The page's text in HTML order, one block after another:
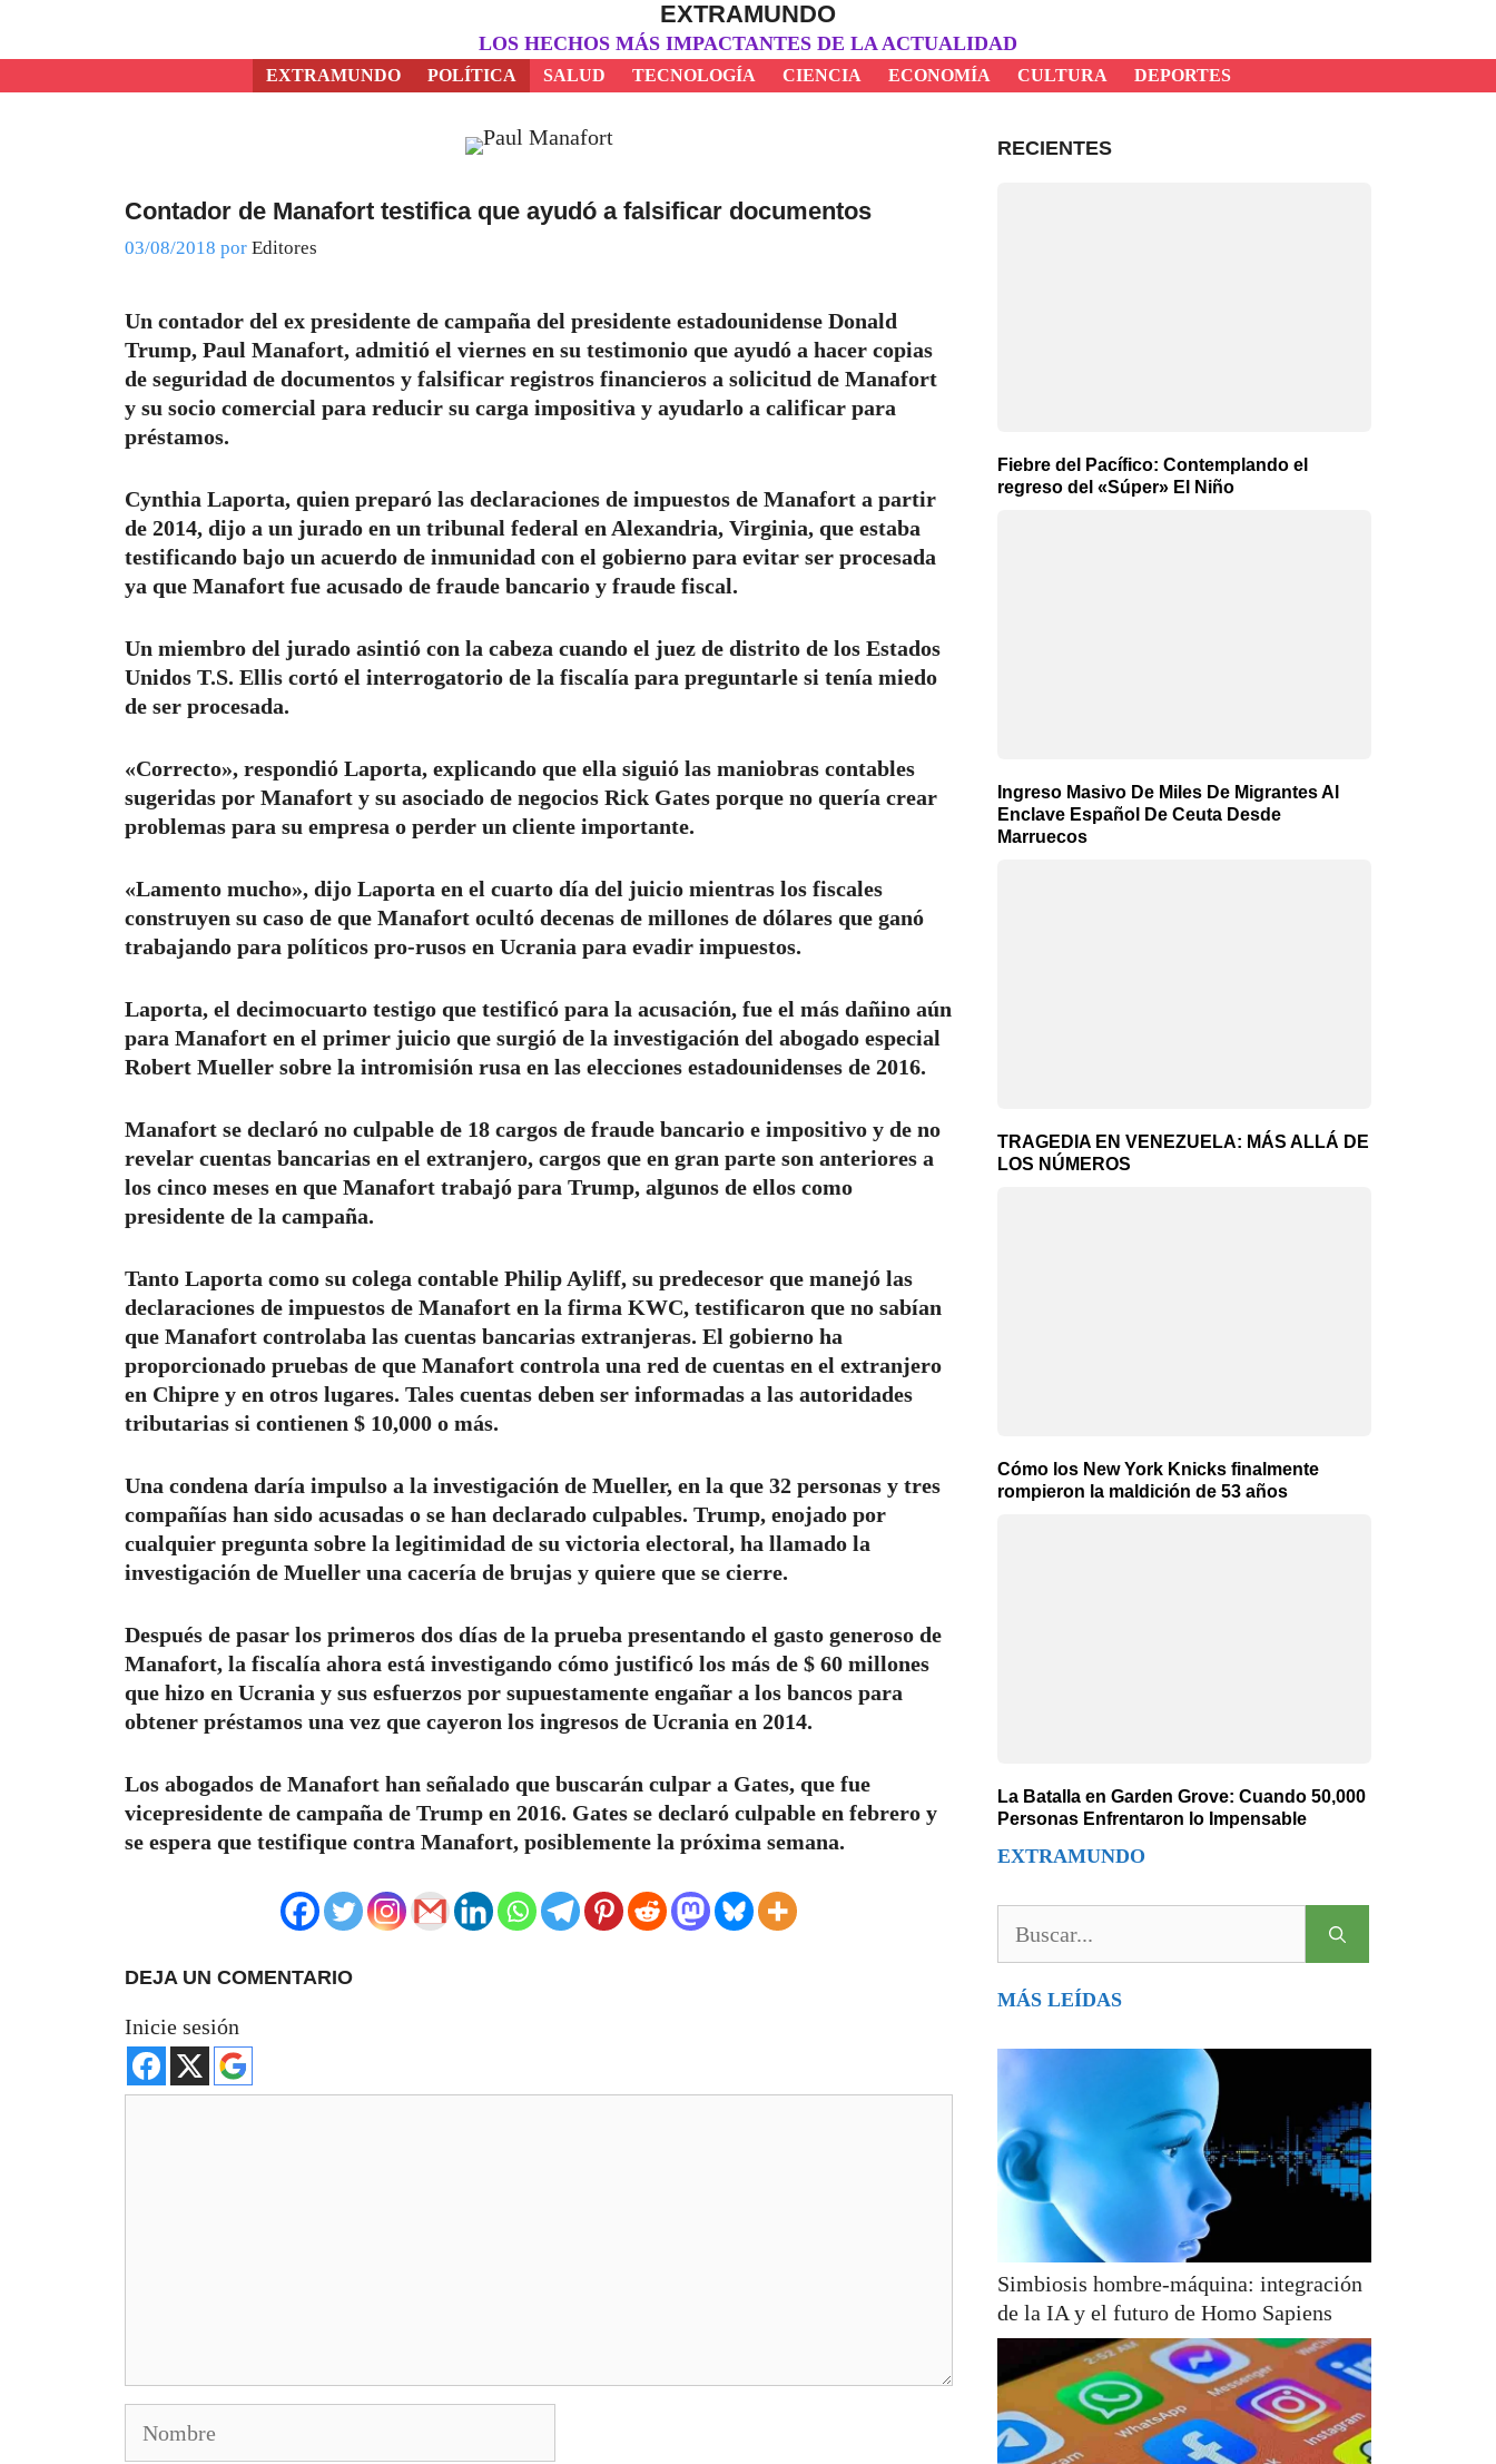
EXTRAMUNDO
LOS HECHOS MÁS IMPACTANTES DE LA ACTUALIDAD
EXTRAMUNDO POLÍTICA SALUD TECNOLOGÍA CIENCIA ECONOMÍA CULTURA DEPORTES
Contador de Manafort testifica que ayudó a falsificar documentos
03/08/2018 por Editores
Un contador del ex presidente de campaña del presidente estadounidense Donald
Trump, Paul Manafort, admitió el viernes en su testimonio que ayudó a hacer copias
de seguridad de documentos y falsificar registros financieros a solicitud de Manafort
y su socio comercial para reducir su carga impositiva y ayudarlo a calificar para
préstamos.
Cynthia Laporta, quien preparó las declaraciones de impuestos de Manafort a partir
de 2014, dijo a un jurado en un tribunal federal en Alexandria, Virginia, que estaba
testificando bajo un acuerdo de inmunidad con el gobierno para evitar ser procesada
ya que Manafort fue acusado de fraude bancario y fraude fiscal.
Un miembro del jurado asintió con la cabeza cuando el juez de distrito de los Estados
Unidos T.S. Ellis cortó el interrogatorio de la fiscalía para preguntarle si tenía miedo
de ser procesada.
«Correcto», respondió Laporta, explicando que ella siguió las maniobras contables
sugeridas por Manafort y su asociado de negocios Rick Gates porque no quería crear
problemas para su empresa o perder un cliente importante.
«Lamento mucho», dijo Laporta en el cuarto día del juicio mientras los fiscales
construyen su caso de que Manafort ocultó decenas de millones de dólares que ganó
trabajando para políticos pro-rusos en Ucrania para evadir impuestos.
Laporta, el decimocuarto testigo que testificó para la acusación, fue el más dañino aún
para Manafort en el primer juicio que surgió de la investigación del abogado especial
Robert Mueller sobre la intromisión rusa en las elecciones estadounidenses de 2016.
Manafort se declaró no culpable de 18 cargos de fraude bancario e impositivo y de no
revelar cuentas bancarias en el extranjero, cargos que en gran parte son anteriores a
los cinco meses en que Manafort trabajó para Trump, algunos de ellos como
presidente de la campaña.
Tanto Laporta como su colega contable Philip Ayliff, su predecesor que manejó las
declaraciones de impuestos de Manafort en la firma KWC, testificaron que no sabían
que Manafort controlaba las cuentas bancarias extranjeras. El gobierno ha
proporcionado pruebas de que Manafort controla una red de cuentas en el extranjero
en Chipre y en otros lugares. Tales cuentas deben ser informadas a las autoridades
tributarias si contienen $ 10,000 o más.
Una condena daría impulso a la investigación de Mueller, en la que 32 personas y tres
compañías han sido acusadas o se han declarado culpables. Trump, enojado por
cualquier pregunta sobre la legitimidad de su victoria electoral, ha llamado la
investigación de Mueller una cacería de brujas y quiere que se cierre.
Después de pasar los primeros dos días de la prueba presentando el gasto generoso de
Manafort, la fiscalía ahora está investigando cómo justificó los más de $ 60 millones
que hizo en Ucrania y sus esfuerzos por supuestamente engañar a los bancos para
obtener préstamos una vez que cayeron los ingresos de Ucrania en 2014.
Los abogados de Manafort han señalado que buscarán culpar a Gates, que fue
vicepresidente de campaña de Trump en 2016. Gates se declaró culpable en febrero y
se espera que testifique contra Manafort, posiblemente la próxima semana.
DEJA UN COMENTARIO
Inicie sesión
RECIENTES
Fiebre del Pacífico: Contemplando el
regreso del «Súper» El Niño
Ingreso Masivo De Miles De Migrantes Al
Enclave Español De Ceuta Desde
Marruecos
TRAGEDIA EN VENEZUELA: MÁS ALLÁ DE
LOS NÚMEROS
Cómo los New York Knicks finalmente
rompieron la maldición de 53 años
La Batalla en Garden Grove: Cuando 50,000
Personas Enfrentaron lo Impensable
EXTRAMUNDO
MÁS LEÍDAS
Simbiosis hombre-máquina: integración
de la IA y el futuro de Homo Sapiens